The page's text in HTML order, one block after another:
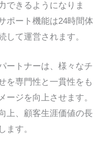
できるようになりま
ポート機能は24時間体
して運営されます。
ートナーは、様々なチ
を専門性と一貫性をも
ージを向上させます。
上、顧客生涯価値の長
ます。